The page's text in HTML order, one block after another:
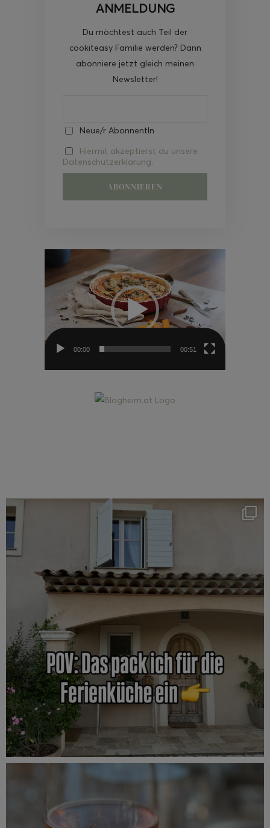
ANMELDUNG
Du möchtest auch Teil der
cookiteasy Familie werden? Dann
abonniere jetzt gleich meinen
Newsletter!
Neue/r AbonnentIn
Hiermit akzeptierst du unsere
Datenschutzerklärung.
Video-
00:00 00:51